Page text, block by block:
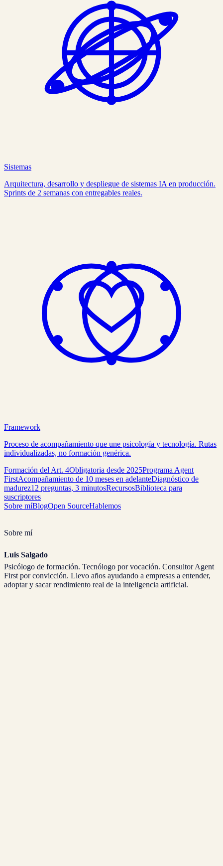
Sistemas
Arquitectura, desarrollo y despliegue de sistemas IA en producción.
Sprints de 2 semanas con entregables reales.
Framework
Proceso de acompañamiento que une psicología y tecnología. Rutas
individualizadas, no formación genérica.
Formación del Art. 4Obligatoria desde 2025Programa Agent
FirstAcompañamiento de 10 meses en adelanteDiagnóstico de
madurez12 preguntas, 3 minutosRecursosBiblioteca para
suscriptores
Sobre míBlogOpen SourceHablemos
Sobre mí
Luis Salgado
Psicólogo de formación. Tecnólogo por vocación. Consultor Agent
First por convicción. Llevo años ayudando a empresas a entender,
adoptar y sacar rendimiento real de la inteligencia artificial.